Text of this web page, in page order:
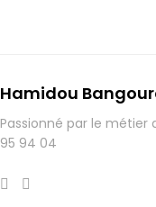
Hamidou
Passionné par le
95 94 04